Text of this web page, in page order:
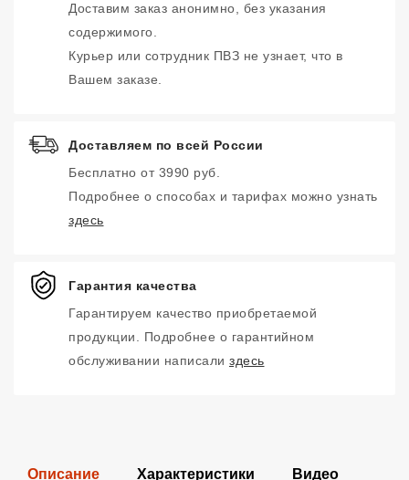
Доставим заказ анонимно, без указания
содержимого.
Курьер или сотрудник ПВЗ не узнает, что в
Вашем заказе.
Доставляем по всей России
Бесплатно от 3990 руб.
Подробнее о способах и тарифах можно узнать
здесь
Гарантия качества
Гарантируем качество приобретаемой
продукции. Подробнее о гарантийном
обслуживании написали здесь
Описание Характеристики Видео